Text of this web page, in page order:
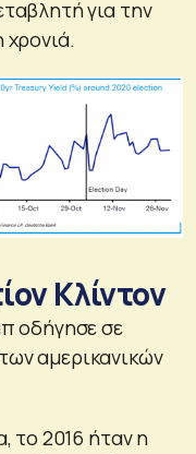
για την
χρονιά.
Κλίντον
οδήγησε σε
αμερικανικών
το 2016 ήταν η